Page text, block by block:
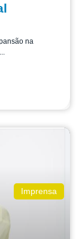
na
Imprensa